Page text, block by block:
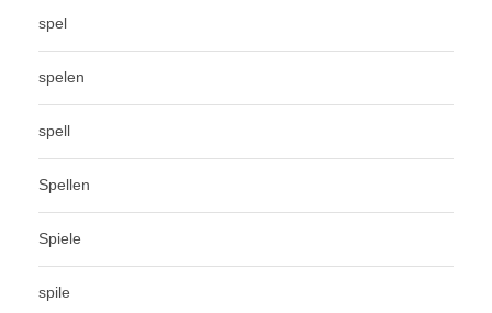
spel
spelen
spell
Spellen
Spiele
spile